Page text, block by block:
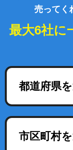
売ってく
最大6社に
都道府県
市区町村